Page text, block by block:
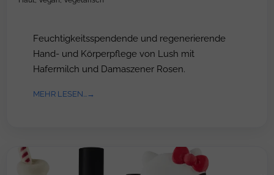
Feuchtigkeitsspendende und regenerierende
Hand- und Körperpflege von Lush mit
Hafermilch und Damaszener Rosen.
MEHR LESEN...